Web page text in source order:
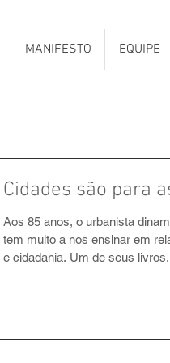
MANIFESTO EQUIPE
Cidades são para
Aos 85 anos, o urbanista
tem muito a nos ensinar em
e cidadania. Um de seus livros,